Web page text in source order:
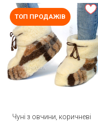
ТОП ПРОДАЖІВ
Чуні з овчини, коричневі